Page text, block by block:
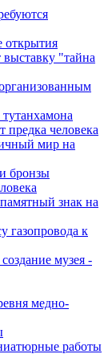
открытия
"тайна
человека
мир на
бронзы
знак на
газопровода к
музея -
медно-
работы